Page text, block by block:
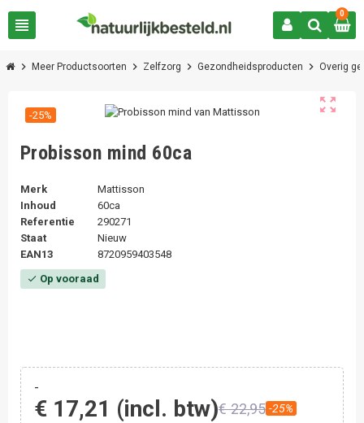
view_headline
0
chevron_right Meer Productsoorten chevron_right Zelfzorg chevron_right Gezondheidsproducten chevron_right Overig
zoom_out_map
-25%
Probisson mind 60ca
Merk
Mattisson
Inhoud
60ca
Referentie
290271
Staat
Nieuw
EAN13
8720959403548
check Op vooraad
-
€ 17,21 (incl. btw)€ 22,95 -25%